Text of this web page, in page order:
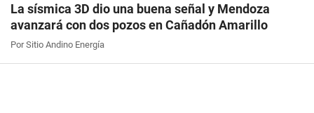
La sísmica 3D dio una buena señal y Mendoza
avanzará con dos pozos en Cañadón Amarillo
Por Sitio Andino Energía